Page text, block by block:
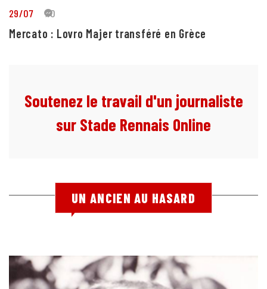
29/07 10
Mercato : Lovro Majer transféré en Grèce
Soutenez le travail d'un journaliste
sur Stade Rennais Online
UN ANCIEN AU HASARD